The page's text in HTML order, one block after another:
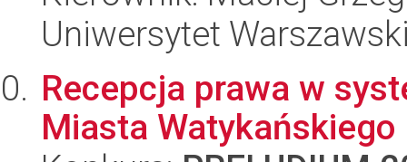
Uniwersytet
Recepcja prawa w
Miasta Watykańskiego